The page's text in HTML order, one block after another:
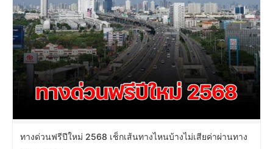
ทางด่วนฟรีปีใหม่ 2568 เช็กเส้นทางไหนบ้างไม่เสียค่าผ่านทาง